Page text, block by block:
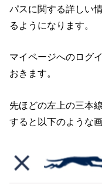
パスに関する詳しい
るようになります。
マイページへのログ
おきます。
先ほどの左上の三本
すると以下のような